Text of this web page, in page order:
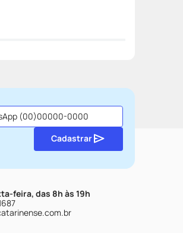
Cadastrar
feira, das 8h às 19h